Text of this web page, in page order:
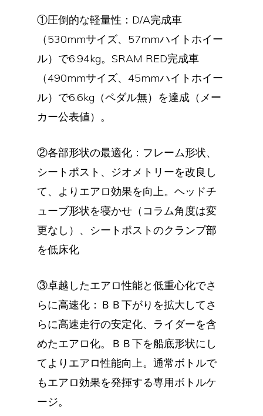
①圧倒的な軽量性：D/A完成車
（530mmサイズ、57mmハイトホイー
ル）で6.94kg。SRAM RED完成車
（490mmサイズ、45mmハイトホイー
ル）で6.6kg（ペダル無）を達成（メー
カー公表値）。
②各部形状の最適化：フレーム形状、
シートポスト、ジオメトリーを改良し
て、よりエアロ効果を向上。ヘッドチ
ューブ形状を寝かせ（コラム角度は変
更なし）、シートポストのクランプ部
を低床化
③卓越したエアロ性能と低重心化でさ
らに高速化：ＢＢ下がりを拡大してさ
らに高速走行の安定化、ライダーを含
めたエアロ化。ＢＢ下を船底形状にし
てよりエアロ性能向上。通常ボトルで
もエアロ効果を発揮する専用ボトルケ
ージ。